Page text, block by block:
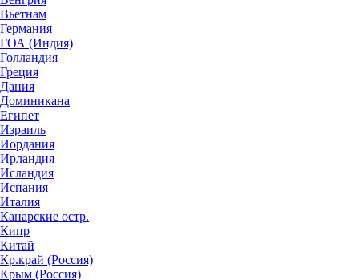
Вьетнам
Германия
ГОА (Индия)
Голландия
Греция
Дания
Доминикана
Египет
Израиль
Иордания
Ирландия
Исландия
Испания
Италия
Канарские остр.
Кипр
Китай
Кр.край (Россия)
Крым (Россия)